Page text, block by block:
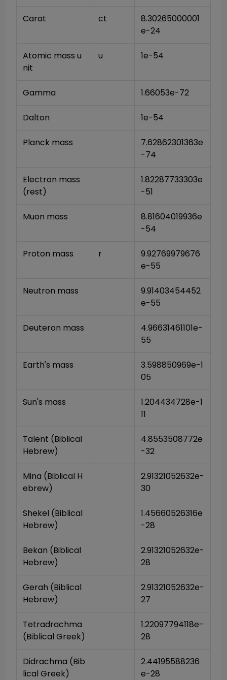
Carat ct
8.30265000001
e-24
Atomic mass u
nit
u 1e-54
Gamma 1.66053e-72
Dalton 1e-54
Planck mass
7.62862301363e
-74
Electron mass
(rest)
1.82287733303e
-51
Muon mass
8.81604019936e
-54
Proton mass r
9.92769979676
e-55
Neutron mass
9.91403454452
e-55
Deuteron mass
4.96631461101e-
55
Earth's mass
3.598850969e-1
05
Sun's mass
1.204434728e-1
11
Talent (Biblical
Hebrew)
4.8553508772e
-32
Mina (Biblical H
ebrew)
2.91321052632e-
30
Shekel (Biblical
Hebrew)
1.45660526316e
-28
Bekan (Biblical
Hebrew)
2.91321052632e-
28
Gerah (Biblical
Hebrew)
2.91321052632e-
27
Tetradrachma
(Biblical Greek)
1.22097794118e-
28
Didrachma (Bib
lical Greek)
2.44195588236
e-28